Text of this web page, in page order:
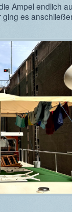
Ampel endlich
ging es